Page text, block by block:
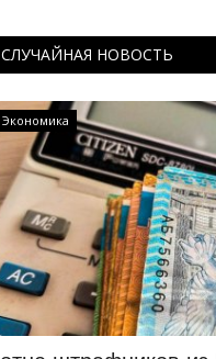
СЛУЧАЙНАЯ НОВОСТЬ
Экономика